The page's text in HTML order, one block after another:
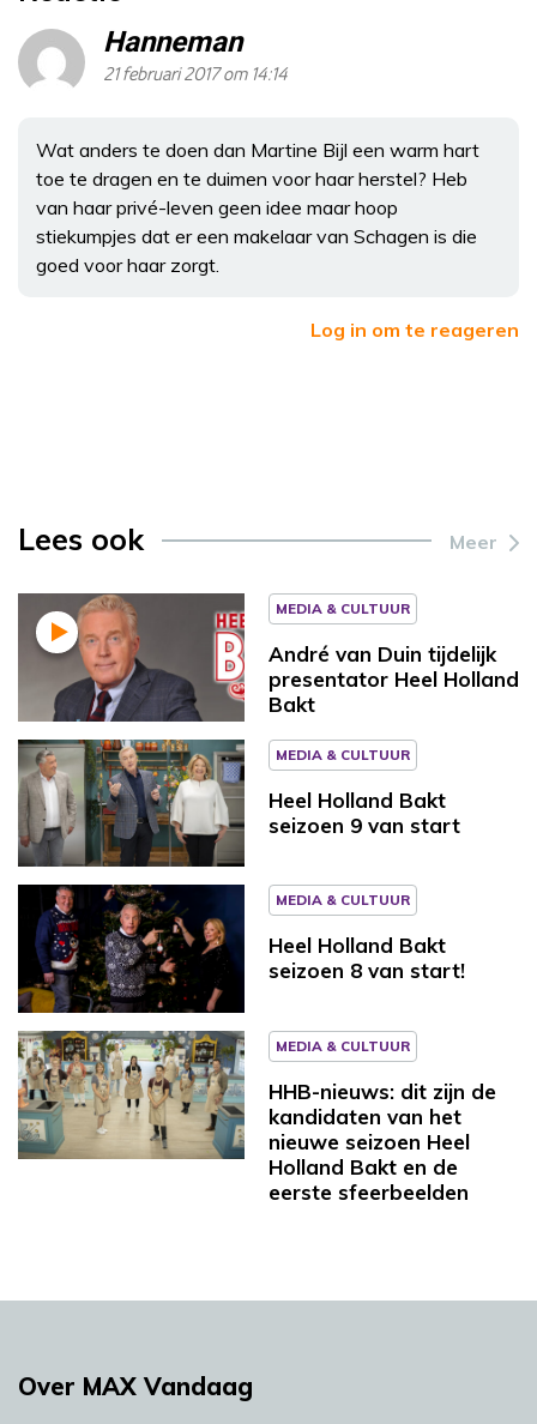
Hanneman
21 februari 2017 om 14:14
Wat anders te doen dan Martine Bijl een warm hart
toe te dragen en te duimen voor haar herstel? Heb
van haar privé-leven geen idee maar hoop
stiekumpjes dat er een makelaar van Schagen is die
goed voor haar zorgt.
Log in om te reageren
Lees ook Meer
MEDIA & CULTUUR
André van Duin tijdelijk
presentator Heel Holland
Bakt
MEDIA & CULTUUR
Heel Holland Bakt
seizoen 9 van start
MEDIA & CULTUUR
Heel Holland Bakt
seizoen 8 van start!
MEDIA & CULTUUR
HHB-nieuws: dit zijn de
kandidaten van het
nieuwe seizoen Heel
Holland Bakt en de
eerste sfeerbeelden
Over MAX Vandaag